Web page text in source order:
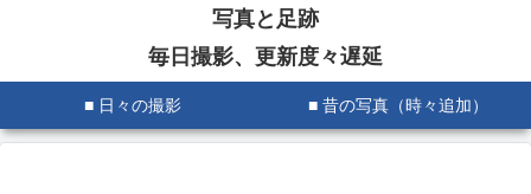
写真と足跡
毎日撮影、更新度々遅延
■ 日々の撮影 ■ 昔の写真（時々追加）